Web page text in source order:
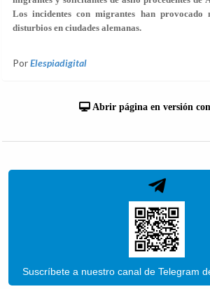
Los incidentes con migrantes han provocado
disturbios en ciudades alemanas.
PorElespiadigital
Abrir página en versión
Suscríbete a nuestro canal de Telegram